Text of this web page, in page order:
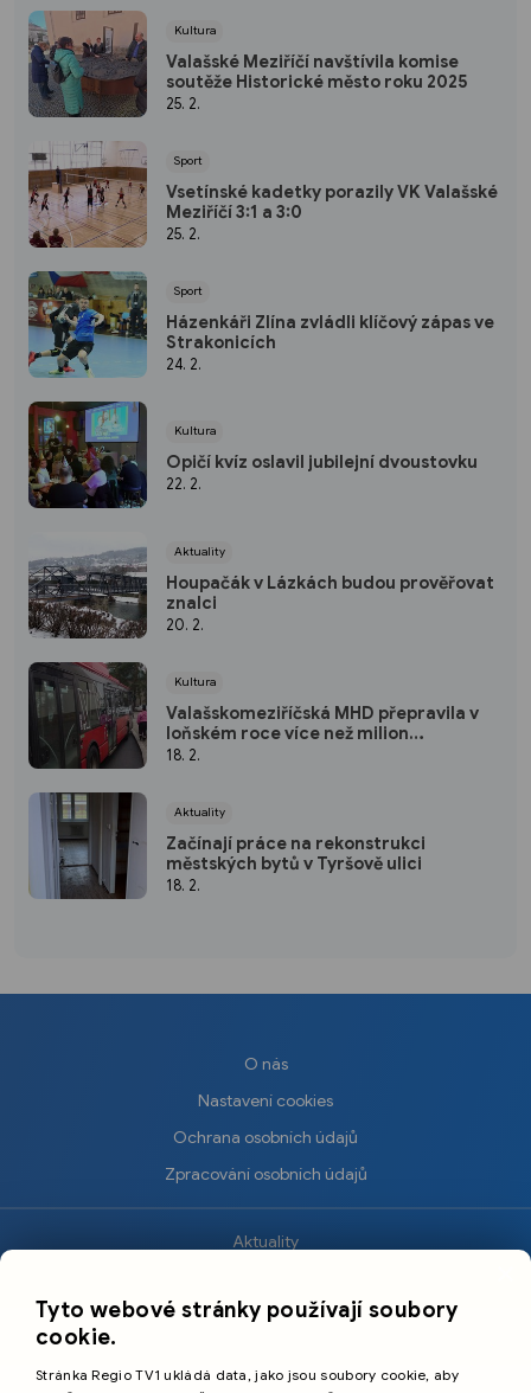
Kultura
Valašské Meziříčí navštívila komise
soutěže Historické město roku 2025
25. 2.
Sport
Vsetínské kadetky porazily VK Valašské
Meziříčí 3:1 a 3:0
25. 2.
Sport
Házenkáři Zlína zvládli klíčový zápas ve
Strakonicích
24. 2.
Kultura
Opičí kvíz oslavil jubilejní dvoustovku
22. 2.
Aktuality
Houpačák v Lázkách budou prověřovat
znalci
20. 2.
Kultura
Valašskomeziříčská MHD přepravila v
loňském roce více než milion
cestujících
18. 2.
Aktuality
Začínají práce na rekonstrukci
městských bytů v Tyršově ulici
18. 2.
O nás
Nastavení cookies
Ochrana osobních údajů
Zpracování osobních údajů
Aktuality
Sport
Tyto webové stránky používají soubory
cookie.
Stránka Regio TV1 ukládá data, jako jsou soubory cookie, aby